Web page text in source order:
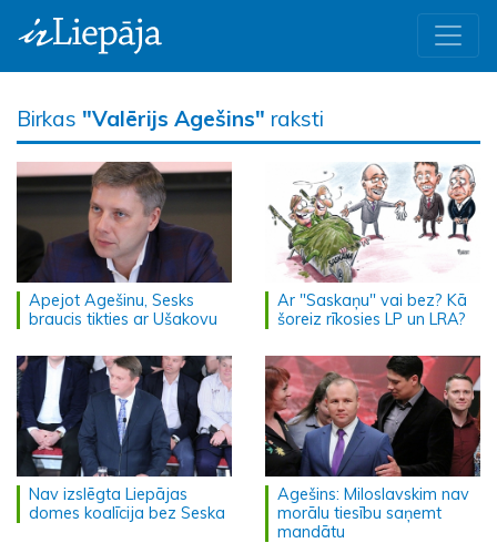
Birkas "Valērijs Agešins" raksti
Apejot Agešinu, Sesks
braucis tikties ar Ušakovu
Ar "Saskaņu" vai bez? Kā
šoreiz rīkosies LP un LRA?
Nav izslēgta Liepājas
domes koalīcija bez Seska
Agešins: Miloslavskim nav
morālu tiesību saņemt
mandātu